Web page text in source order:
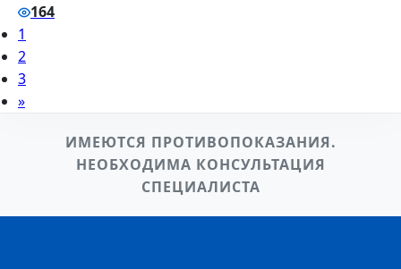
164
1
2
3
»
ИМЕЮТСЯ ПРОТИВОПОКАЗАНИЯ.
НЕОБХОДИМА КОНСУЛЬТАЦИЯ
СПЕЦИАЛИСТА